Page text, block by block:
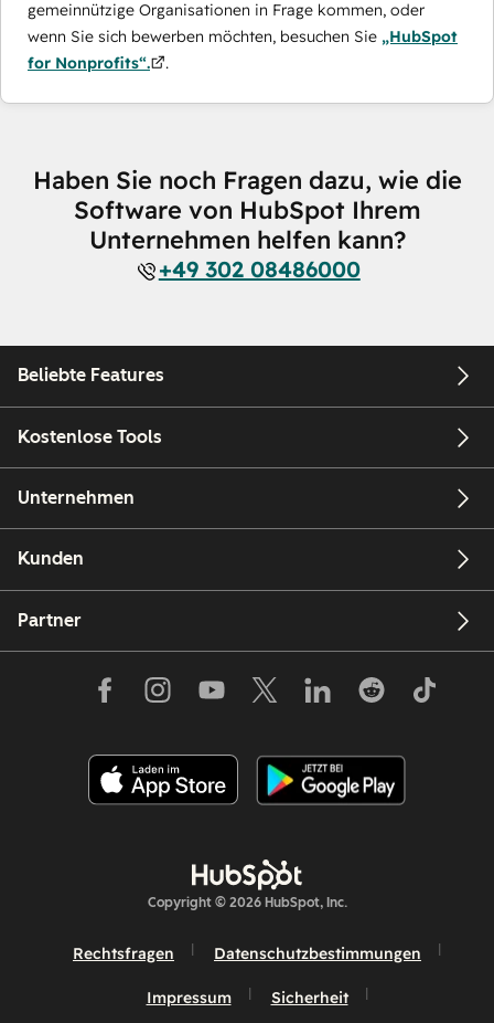
gemeinnützige Organisationen in Frage kommen, oder
wenn Sie sich bewerben möchten, besuchen Sie „HubSpot
for Nonprofits“.
.
Haben Sie noch Fragen dazu, wie die
Software von HubSpot Ihrem
Unternehmen helfen kann?
+49 302 08486000
Beliebte Features
Kostenlose Tools
Unternehmen
Kunden
Partner
Copyright © 2026 HubSpot, Inc.
Rechtsfragen Datenschutzbestimmungen
Impressum Sicherheit